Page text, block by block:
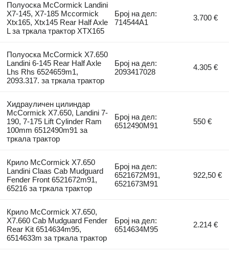
Полуоска McCormick Landini
X7-145, X7-185 Mccormick
Xtx165, Xtx145 Rear Half Axle
L за тркала трактор XTX165
Број на дел:
714544A1
3.700 €
Полуоска McCormick X7.650
Landini 6-145 Rear Half Axle
Lhs Rhs 6524659m1,
2093.317. за тркала трактор
Број на дел:
2093417028
4.305 €
Хидрауличен цилиндар
McCormick X7.650, Landini 7-
190, 7-175 Lift Cylinder Ram
100mm 6512490m91 за
тркала трактор
Број на дел:
6512490M91
550 €
Крило McCormick X7.650
Landini Claas Cab Mudguard
Fender Front 6521672m91,
65216 за тркала трактор
Број на дел:
6521672M91,
6521673M91
922,50 €
Крило McCormick X7.650,
X7.660 Cab Mudguard Fender
Rear Kit 6514634m95,
6514633m за тркала трактор
Број на дел:
6514634M95
2.214 €